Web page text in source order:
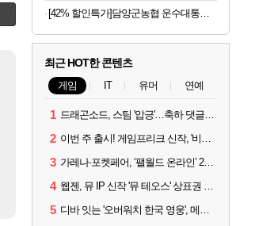
와 퍼클나왔당
ㅇㅂ) 쫀지 채팅창 ㅋㅋㅋㅋㅋㅋㅋㅋㅋㅋㅋ
벨가르딘 나와도 이건 잊으면 안 돼
[31]
노말 클 45분컷 [63]
올해 청룡 수상자의 본업 영상 - 스테이씨 윤
일본여행
샘웨의 CBT 리뷰 '전투빼고 1등급'
붉은장미 히든처형 있는거 알고 있었음?
[42% 할인특가]담양군농협 운수대통쌀, 상등급, 10kg, 1개
최근 HOT한 콘텐츠
게임 IT 유머 연예
1 드래곤소드, 스팀 '압긍'…축하 댓글 달고 게임 코드 받자!
2 이번 주 출시! 게임프리크 신작, '비스트 오브 리인카네이션'
3 가레나·포켓페어, ‘팰월드 온라인’ 2026년 출시 예고
4 웹젠, 뮤 IP 신작 '뮤 테오스' 상표권 출원
5 디바 잇는 '오버워치 한국 영웅', 메카 파일럿 디몬 나온다